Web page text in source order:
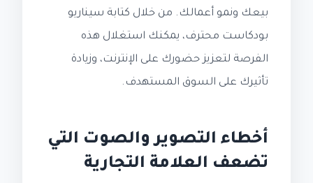
بيعك ونمو أعمالك. من خلال كتابة سيناريو
بودكاست محترف، يمكنك استغلال هذه
الفرصة لتعزيز حضورك على الإنترنت، وزيادة
تأثيرك على السوق المستهدف.
أخطاء التصوير والصوت التي
تضعف العلامة التجارية